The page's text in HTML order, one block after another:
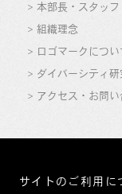
本部長・スタッフ
組織理念
ロゴマークについ
ダイバーシティ
アクセス・お問い
サイトのご利用に